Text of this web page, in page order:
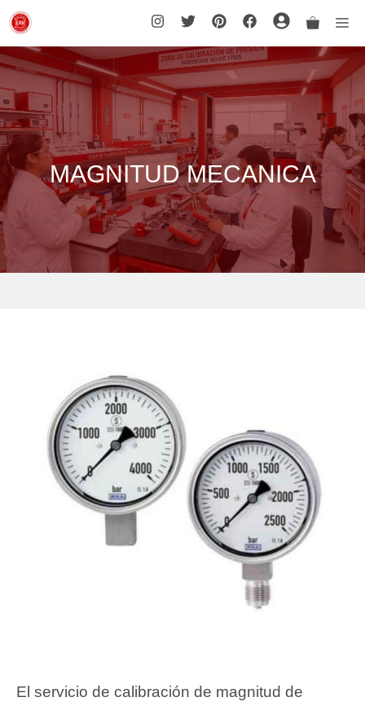
Saltar
contenido
MAGNITUD MECANICA
El servicio de calibración de magnitud de